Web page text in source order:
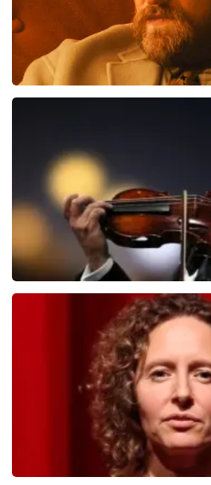
BESTEL NU
Andre Rieu
laatste 30 minuten
BESTEL NU